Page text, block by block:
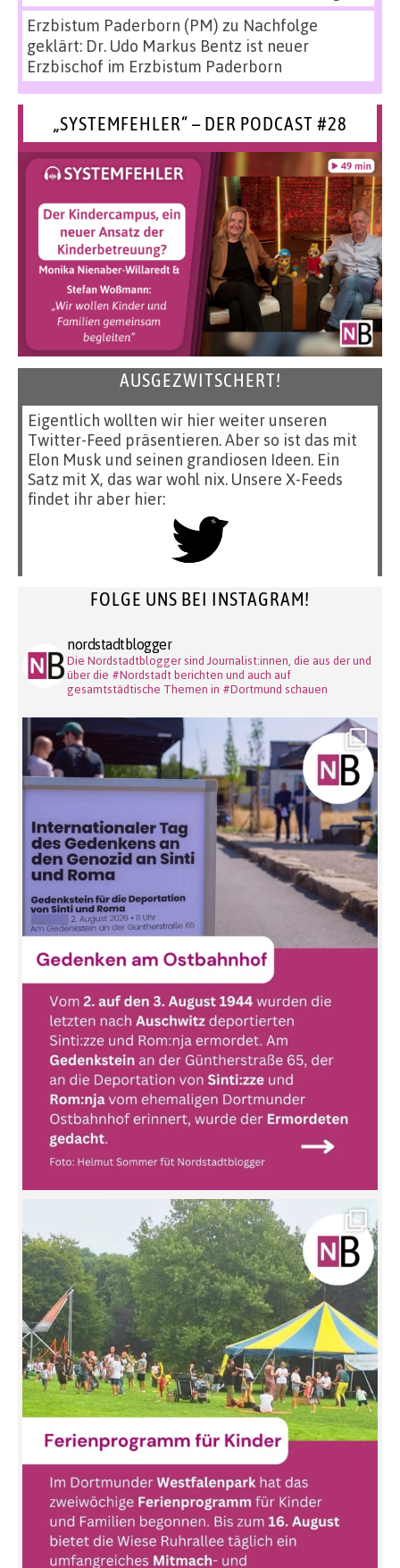
Erzbistum Paderborn (PM) zu Nachfolge
geklärt: Dr. Udo Markus Bentz ist neuer
Erzbischof im Erzbistum Paderborn
„SYSTEMFEHLER“ – DER PODCAST #28
AUSGEZWITSCHERT!
Eigentlich wollten wir hier weiter unseren
Twitter-Feed präsentieren. Aber so ist das mit
Elon Musk und seinen grandiosen Ideen. Ein
Satz mit X, das war wohl nix. Unsere X-Feeds
findet ihr aber hier:
FOLGE UNS BEI INSTAGRAM!
nordstadtblogger
Die Nordstadtblogger sind Journalist:innen, die aus der und
über die #Nordstadt berichten und auch auf
gesamtstädtische Themen in #Dortmund schauen